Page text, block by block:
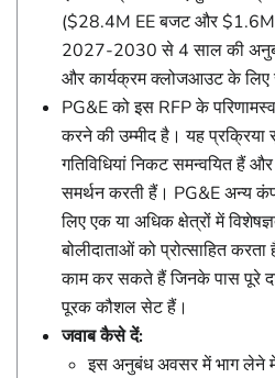
($28.4M EE बजट और
2027-2030 से 4 साल की
और कार्यक्रम क्लोजआउट के लिए
PG&E को इस RFP के
करने की उम्मीद है। यह प्रक्रिया
गतिविधियां निकट समन्वयित हैं
समर्थन करती हैं। PG&E अन्य
लिए एक या अधिक क्षेत्रों में
बोलीदाताओं को प्रोत्साहित
काम कर सकते हैं जिनके पास पूरे
पूरक कौशल सेट हैं।
जवाब कैसे दें:
इस अनुबंध अवसर में भाग लेने